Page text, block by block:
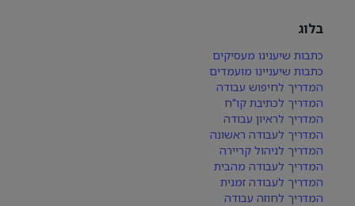
בלוג
כתבות שיענינו מעסיקים
כתבות שיעניינו מועמדים
המדריך לחיפוש עבודה
המדריך לכתיבת קו"ח
המדריך לראיון עבודה
המדריך לעבודה ראשונה
המדריך לניהול קריירה
המדריך לעבודה מהבית
המדריך לעבודה זמנית
המדריך לחוזה עבודה